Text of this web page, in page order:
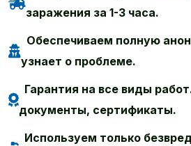
заражения за 1-3 часа.
Обеспечиваем полную
узнает о проблеме.
Гарантия на все виды
документы, сертификаты.
Используем только